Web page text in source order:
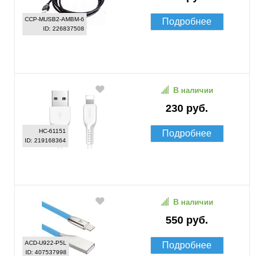
CCP-MUSB2-AMBM-6
ID: 226837508
Подробнее
HC-61151
ID: 219168364
230 руб.
В наличии
Подробнее
ACD-U922-P5L
ID: 407537998
550 руб.
В наличии
Подробнее